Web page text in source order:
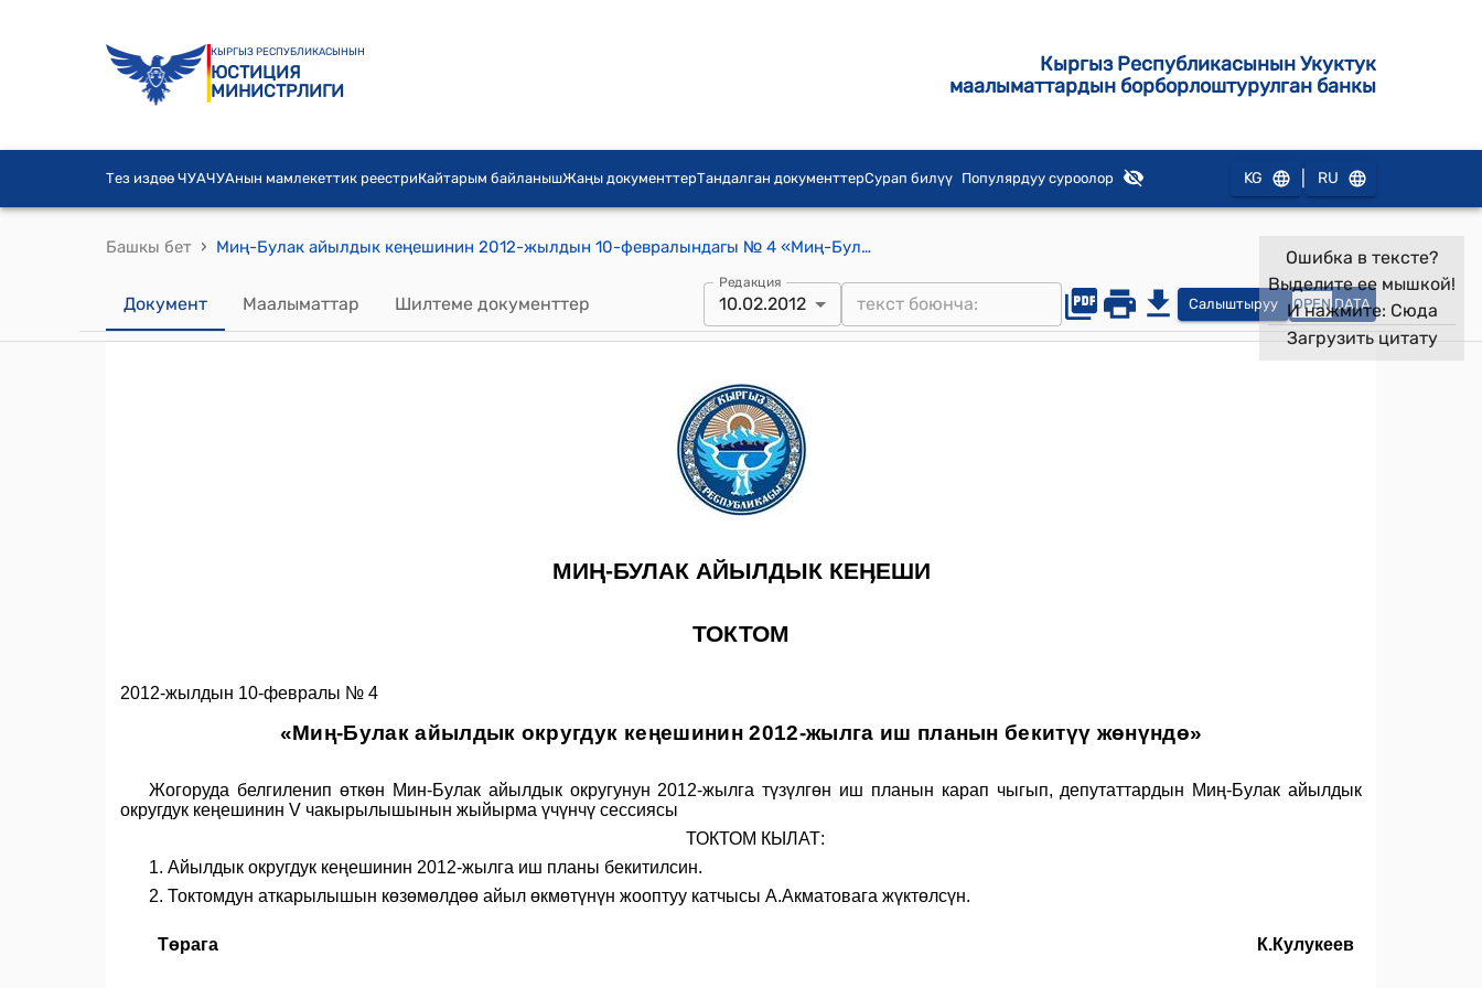
КЫРГЫЗ РЕСПУБЛИКАСЫНЫН
ЮСТИЦИЯ
МИНИСТРЛИГИ
Кыргыз Республикасынын Укуктук
маалыматтардын борборлоштурулган банкы
Тез издөө ЧУАЧУАнын мамлекеттик реестриКайтарым байланышЖаңы документтерТандалган документтерСурап билүү Популярдуу суроолор KG RU
Башкы бет › Миң-Булак айылдык кеңешинин 2012-жылдын 10-февралындагы № 4 «Миң-Булак айылдык округдук кеңешинин 2012-жылга иш планын бекитүү жөнүндө» токтому
Документ Маалыматтар Шилтеме документтер
Редакция
10.02.2012 Салыштыруу OPEN DATA
Ошибка в тексте?
Выделите ее мышкой!
И нажмите: Сюда
Загрузить цитату